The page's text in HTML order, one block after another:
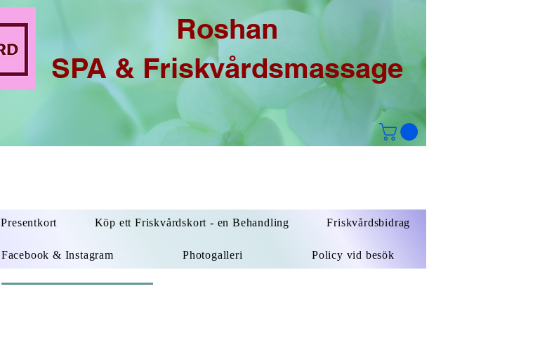
Roshan
SPA & Friskvårdsmassage
Presentkort Köp ett Friskvårdskort - en Behandling Friskvårdsbidrag
Facebook & Instagram Photogalleri Policy vid besök